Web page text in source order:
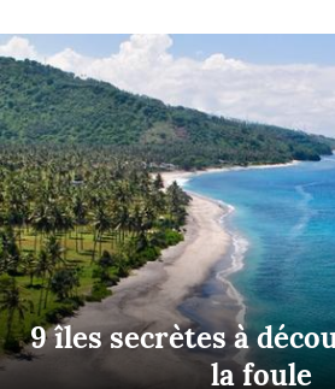
9 îles secrètes à
la foule